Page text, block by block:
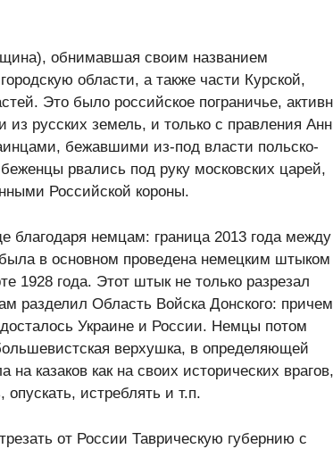
обнимавшая своим названием
области, а также части Курской,
Это было российское пограничье,
из русских земель, и только с правления
бежавшими из-под власти польско-
рвались под руку московских царей,
Российской короны.
благодаря немцам: граница 2013 года между
в основном проведена немецким штыком
1928 года. Этот штык не только разрезал
разделил Область Войска Донского: причем
Украине и России. Немцы потом
верхушка, в определяющей
казаков как на своих исторических врагов,
истреблять и т.п.
от России Таврическую губернию с